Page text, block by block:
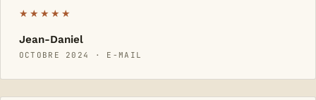
★★★★★
Jean-Daniel
OCTOBRE 2024 · E-MAIL